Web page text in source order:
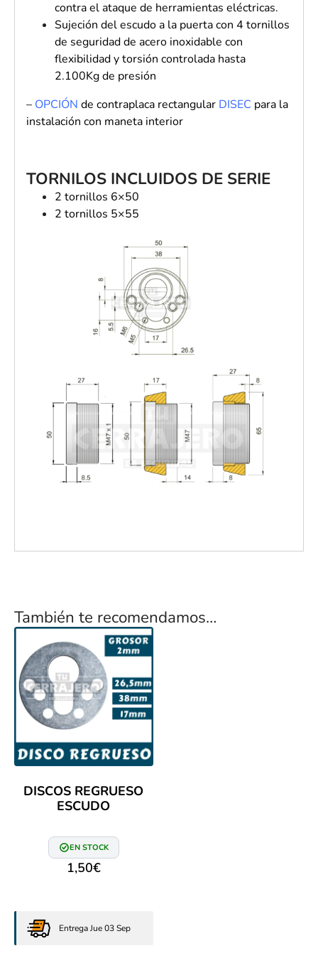
contra el ataque de herramientas eléctricas.
Sujeción del escudo a la puerta con 4 tornillos
de seguridad de acero inoxidable con
flexibilidad y torsión controlada hasta
2.100Kg de presión
– OPCIÓN de contraplaca rectangular DISEC para la
instalación con maneta interior
TORNILOS INCLUIDOS DE SERIE
2 tornillos 6×50
2 tornillos 5×55
También te recomendamos…
DISCOS REGRUESO
ESCUDO
EN STOCK
1,50€
Entrega Jue 03 Sep